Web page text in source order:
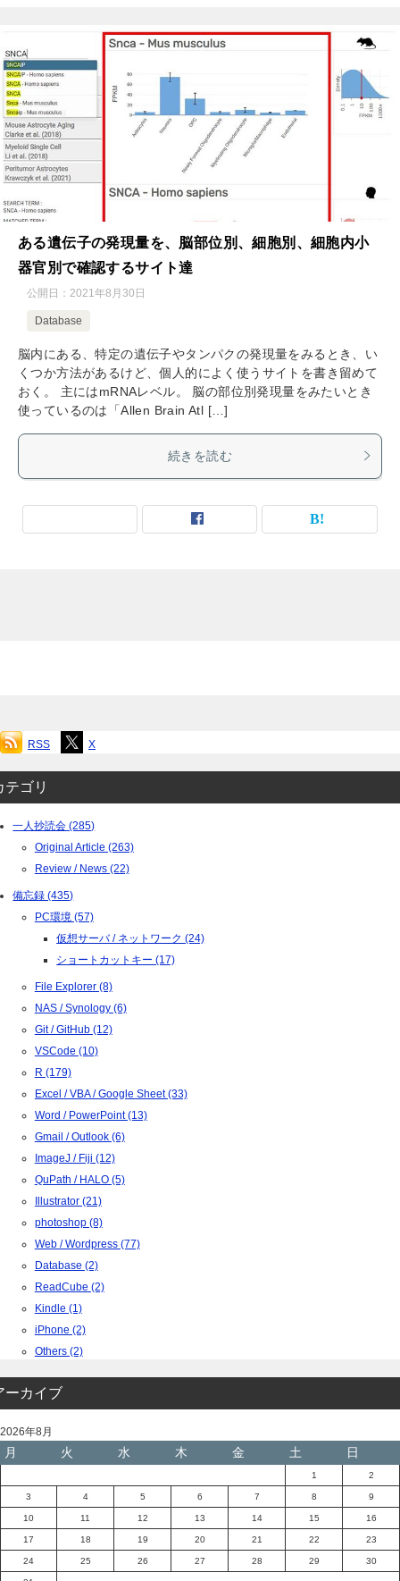
ある遺伝子の発現量を、脳部位別、細胞別、細胞内小
器官別で確認するサイト達
公開日： 2021年8月30日
Database
脳内にある、特定の遺伝子やタンパクの発現量をみるとき、い
くつか方法があるけど、個人的によく使うサイトを書き留めて
おく。 主にはmRNAレベル。 脳の部位別発現量をみたいとき
使っているのは「Allen Brain Atl […]
続きを読む
RSS X
テゴリ
一人抄読会 (285)
Original Article (263)
Review / News (22)
備忘録 (435)
PC環境 (57)
仮想サーバ / ネットワーク (24)
ショートカットキー (17)
File Explorer (8)
NAS / Synology (6)
Git / GitHub (12)
VSCode (10)
R (179)
Excel / VBA / Google Sheet (33)
Word / PowerPoint (13)
Gmail / Outlook (6)
ImageJ / Fiji (12)
QuPath / HALO (5)
Illustrator (21)
photoshop (8)
Web / Wordpress (77)
Database (2)
ReadCube (2)
Kindle (1)
iPhone (2)
Others (2)
ーカイブ
2026年8月
月 火 水 木 金 土 日
1 2
3 4 5 6 7 8 9
10 11 12 13 14 15 16
17 18 19 20 21 22 23
24 25 26 27 28 29 30